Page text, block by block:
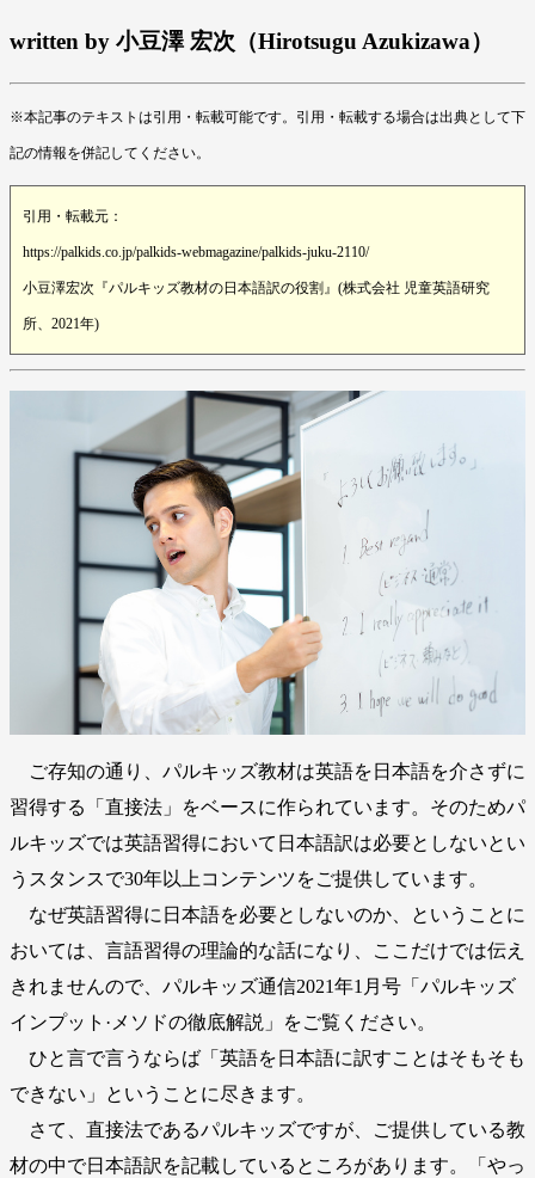
written by 小豆澤 宏次（Hirotsugu Azukizawa）
※本記事のテキストは引用・転載可能です。引用・転載する場合は出典として下
記の情報を併記してください。
引用・転載元：
https://palkids.co.jp/palkids-webmagazine/palkids-juku-2110/
小豆澤宏次『パルキッズ教材の日本語訳の役割』(株式会社 児童英語研究
所、2021年)
ご存知の通り、パルキッズ教材は英語を日本語を介さずに
習得する「直接法」をベースに作られています。そのためパ
ルキッズでは英語習得において日本語訳は必要としないとい
うスタンスで30年以上コンテンツをご提供しています。
なぜ英語習得に日本語を必要としないのか、ということに
おいては、言語習得の理論的な話になり、ここだけでは伝え
きれませんので、パルキッズ通信2021年1月号「パルキッズ
インプット·メソドの徹底解説」をご覧ください。
ひと言で言うならば「英語を日本語に訳すことはそもそも
できない」ということに尽きます。
さて、直接法であるパルキッズですが、ご提供している教
材の中で日本語訳を記載しているところがあります。「やっ